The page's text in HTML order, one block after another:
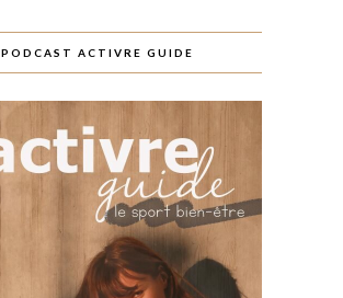
PODCAST ACTIVRE GUIDE